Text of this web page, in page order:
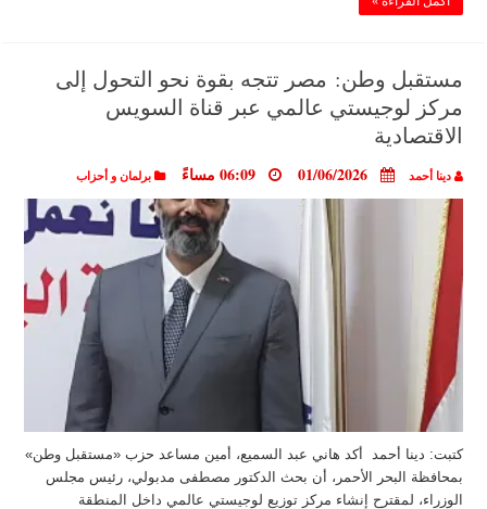
مستقبل وطن: مصر تتجه بقوة نحو التحول إلى
مركز لوجيستي عالمي عبر قناة السويس
الاقتصادية
دينا أحمد 01/06/2026 06:09 مساءً برلمان و أحزاب
كتبت: دينا أحمد أكد هاني عبد السميع، أمين مساعد حزب «مستقبل وطن»
بمحافظة البحر الأحمر، أن بحث الدكتور مصطفى مدبولي، رئيس مجلس
الوزراء، لمقترح إنشاء مركز توزيع لوجيستي عالمي داخل المنطقة